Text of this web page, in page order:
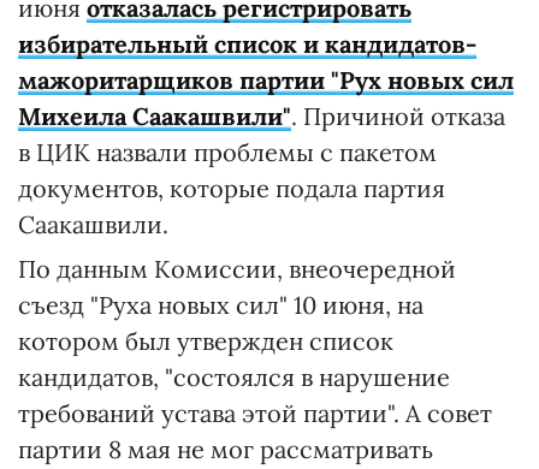
июня отказалась регистрировать
избирательный список и кандидатов-
мажоритарщиков партии "Рух новых сил
Михеила Саакашвили". Причиной отказа
в ЦИК назвали проблемы с пакетом
документов, которые подала партия
Саакашвили.
По данным Комиссии, внеочередной
съезд "Руха новых сил" 10 июня, на
котором был утвержден список
кандидатов, "состоялся в нарушение
требований устава этой партии". А совет
партии 8 мая не мог рассматривать